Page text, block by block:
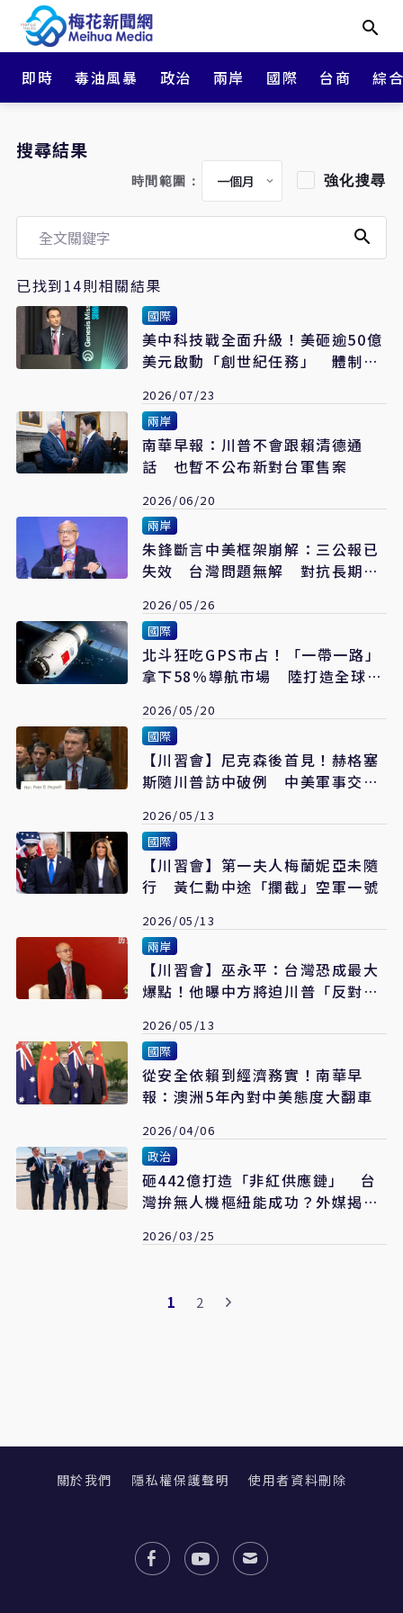
即時 毒油風暴 政治 兩岸 國際 台商 綜
搜尋結果
時間範圍： 強化搜尋
已找到14則相關結果
國際
美中科技戰全面升級！美砸逾50億
美元啟動「創世紀任務」 體制80
2026/07/23
兩岸
南華早報：川普不會跟賴清德通
話 也暫不公布新對台軍售案
2026/06/20
兩岸
朱鋒斷言中美框架崩解：三公報已
失效 台灣問題無解 對抗長期化
2026/05/26
國際
北斗狂吃GPS市占！「一帶一路」
拿下58％導航市場 陸打造全球科
2026/05/20
國際
【川習會】尼克森後首見！赫格塞
斯隨川普訪中破例 中美軍事交流
2026/05/13
國際
【川習會】第一夫人梅蘭妮亞未隨
行 黃仁勳中途「攔截」空軍一號
2026/05/13
兩岸
【川習會】巫永平：台灣恐成最大
爆點！他曝中方將迫川普「反對台
2026/05/13
國際
從安全依賴到經濟務實！南華早
報：澳洲5年內對中美態度大翻車
2026/04/06
政治
砸442億打造「非紅供應鏈」 台
灣拚無人機樞紐能成功？外媒揭隱
2026/03/25
1 2
關於我們 隱私權保護聲明 使用者資料刪除